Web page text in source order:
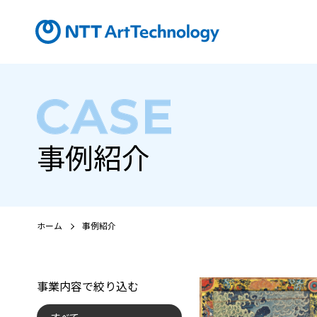
事例紹介
ホーム 事例紹介
事業内容で絞り込む